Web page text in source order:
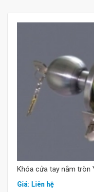
Khóa cửa tay nắm tròn
Giá: Liên hệ